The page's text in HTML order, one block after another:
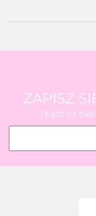
ZAPISZ
I bądź na